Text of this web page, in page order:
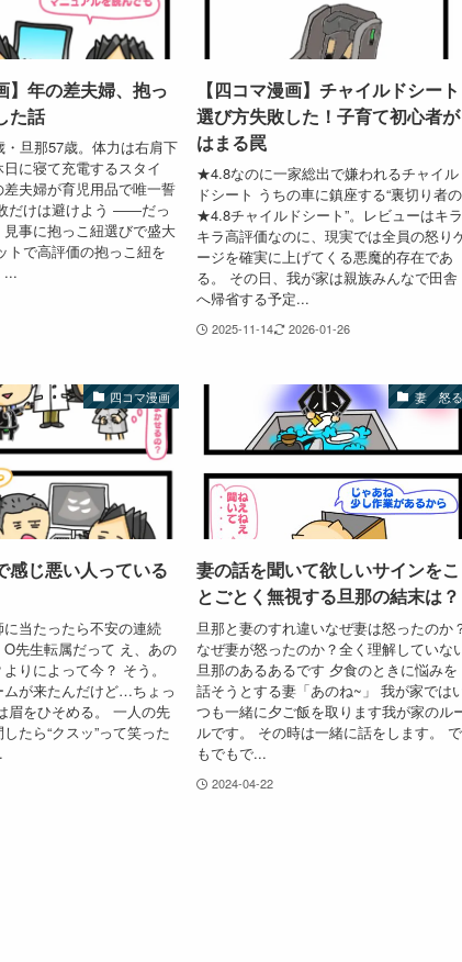
】年の差夫婦、抱っ
た話
旦那57歳。体力は右肩下
に寝て充電するスタイ
夫婦が育児用品で唯一誓
だけは避けよう ――だっ
事に抱っこ紐選びで盛大
トで高評価の抱っこ紐を
...
【四コマ漫画】チャイルドシート
選び方失敗した！子育て初心者が
はまる罠
★4.8なのに一家総出で嫌われるチャイル
ドシート うちの車に鎮座する“裏切り者の
★4.8チャイルドシート”。レビューはキラ
キラ高評価なのに、現実では全員の怒り
ージを確実に上げてくる悪魔的存在であ
る。 その日、我が家は親族みんなで田舎
へ帰省する予定...
2025-11-14 2026-01-26
四コマ漫画
感じ悪い人っている
当たったら不安の連続
先生転属だって え、あの
りによって今？ そう。
ムが来たんだけど…ちょっ
眉をひそめる。 一人の先
たら“クスッ”って笑った
妻 怒る
妻の話を聞いて欲しいサインをこ
とごとく無視する旦那の結末は？
旦那と妻のすれ違いなぜ妻は怒ったのか
なぜ妻が怒ったのか？全く理解していな
旦那のあるあるです 夕食のときに悩みを
話そうとする妻「あのね~」 我が家では
つも一緒に夕ご飯を取ります我が家のル
ルです。 その時は一緒に話をします。 で
もでもで...
2024-04-22